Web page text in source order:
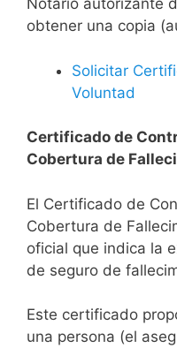
Notario autorizante
obtener una copia
Solicitar
Voluntad
Certificado de
Cobertura de
El Certificado de
Cobertura de
oficial que indica la
de seguro de
Este certificado
una persona (el